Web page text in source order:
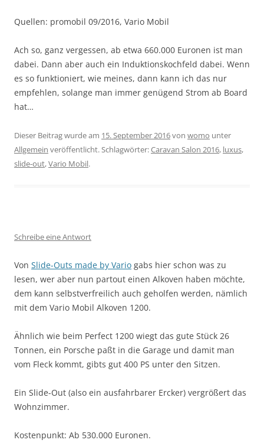
Quellen: promobil 09/2016, Vario Mobil
Ach so, ganz vergessen, ab etwa 660.000 Euronen ist man
dabei. Dann aber auch ein Induktionskochfeld dabei. Wenn
es so funktioniert, wie meines, dann kann ich das nur
empfehlen, solange man immer genügend Strom ab Board
hat…
Dieser Beitrag wurde am 15. September 2016von womo unter
Allgemein veröffentlicht. Schlagwörter:Caravan Salon 2016, luxus,
slide-out,Vario Mobil.
Schreibe eine Antwort
Von Slide-Outs made by Vario gabs hier schon was zu
lesen, wer aber nun partout einen Alkoven haben möchte,
dem kann selbstverfreilich auch geholfen werden, nämlich
mit dem Vario Mobil Alkoven 1200.
Ähnlich wie beim Perfect 1200 wiegt das gute Stück 26
Tonnen, ein Porsche paßt in die Garage und damit man
vom Fleck kommt, gibts gut 400 PS unter den Sitzen.
Ein Slide-Out (also ein ausfahrbarer Ercker) vergrößert das
Wohnzimmer.
Kostenpunkt: Ab 530.000 Euronen.